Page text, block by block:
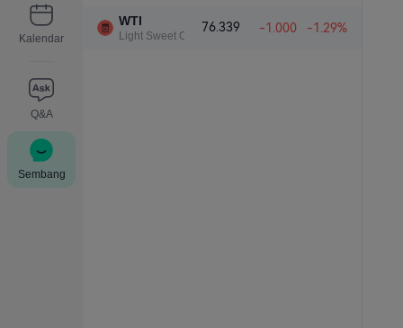
Kalendar
Q&A
Sembang
WTI
Light Sweet Crude Oil
76.339 -1.000 -1.29%